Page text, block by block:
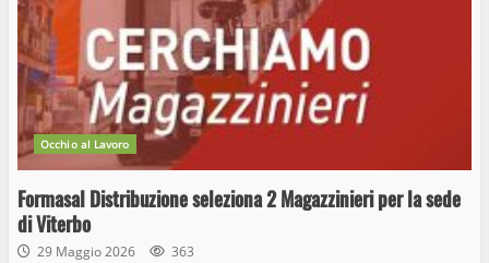
Occhio al Lavoro
Formasal Distribuzione seleziona 2 Magazzinieri per la sede
di Viterbo
29 Maggio 2026 363